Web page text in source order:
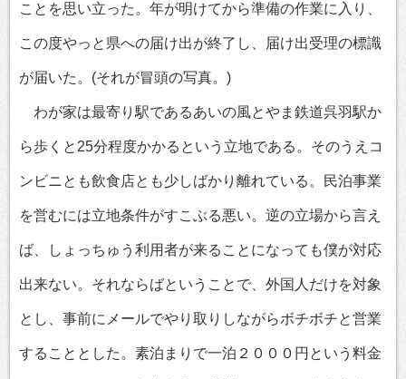
ことを思い立った。年が明けてから準備の作業に入り、
この度やっと県への届け出が終了し、届け出受理の標識
が届いた。(それが冒頭の写真。)
わが家は最寄り駅であるあいの風とやま鉄道呉羽駅か
ら歩くと25分程度かかるという立地である。そのうえコ
ンビニとも飲食店とも少しばかり離れている。民泊事業
を営むには立地条件がすこぶる悪い。逆の立場から言え
ば、しょっちゅう利用者が来ることになっても僕が対応
出来ない。それならばということで、外国人だけを対象
とし、事前にメールでやり取りしながらボチボチと営業
することとした。素泊まりで一泊２０００円という料金